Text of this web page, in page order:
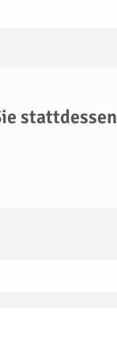
stattdessen